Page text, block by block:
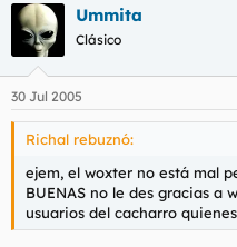
Ummita
Clásico
30 Jul 2005
Richal rebuznó:
ejem, el woxter no está mal
BUENAS no le des gracias a
usuarios del cacharro